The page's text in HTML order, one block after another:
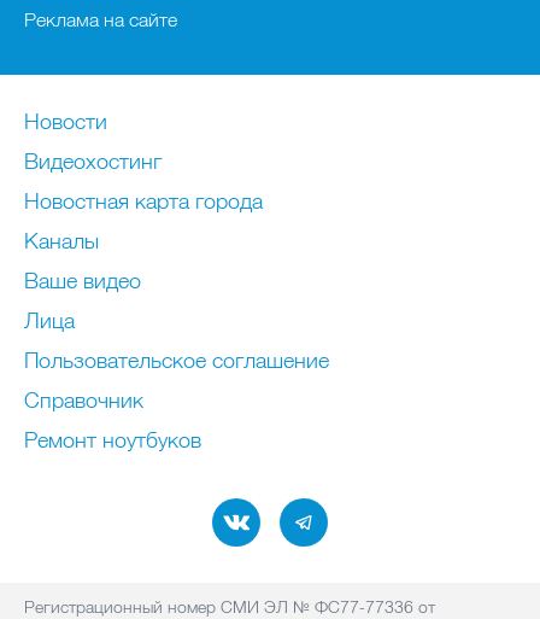
Реклама на сайте
Новости
Видеохостинг
Новостная карта города
Каналы
Ваше видео
Лица
Пользовательское соглашение
Справочник
Ремонт нoутбуков
Регистрационный номер СМИ ЭЛ № ФС77-77336 от